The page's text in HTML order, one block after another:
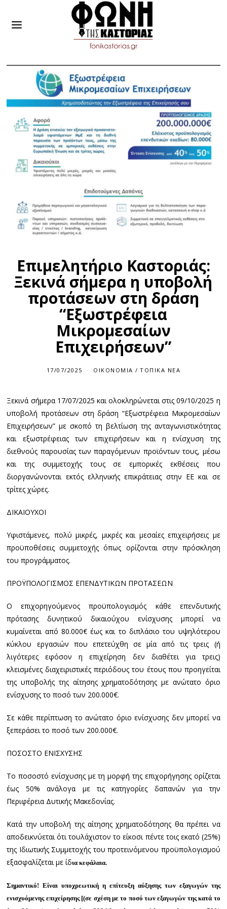
Επιμελητήριο Καστοριάς:
Ξεκινά σήμερα η υποβολή
προτάσεων στη δράση
“Εξωστρέφεια
Μικρομεσαίων
Επιχειρήσεων”
17/07/2025 ΟΙΚΟΝΟΜΊΑ / ΤΟΠΙΚΆ ΝΈΑ
Ξεκινά σήμερα 17/07/2025 και ολοκληρώνεται στις 09/10/2025 η
υποβολή προτάσεων στη δράση “Εξωστρέφεια Μικρομεσαίων
Επιχειρήσεων” με σκοπό τη βελτίωση της ανταγωνιστικότητας
και εξωστρέφειας των επιχειρήσεων και η ενίσχυση της
διεθνούς παρουσίας των παραγόμενων προϊόντων τους, μέσω
και της συμμετοχής τους σε εμπορικές εκθέσεις που
διοργανώνονται εκτός ελληνικής επικράτειας στην ΕΕ και σε
τρίτες χώρες.
ΔΙΚΑΙΟΥΧΟΙ
Υφιστάμενες, πολύ μικρές, μικρές και μεσαίες επιχειρήσεις με
προϋποθέσεις συμμετοχής όπως ορίζονται στην πρόσκληση
του προγράμματος.
ΠΡΟΫΠΟΛΟΓΙΣΜΟΣ ΕΠΕΝΔΥΤΙΚΩΝ ΠΡΟΤΑΣΕΩΝ
Ο επιχορηγούμενος προϋπολογισμός κάθε επενδυτικής
πρότασης δυνητικού δικαιούχου ενίσχυσης μπορεί να
κυμαίνεται από 80.000€ έως και το διπλάσιο του υψηλότερου
κύκλου εργασιών που επετεύχθη σε μία από τις τρεις (ή
λιγότερες εφόσον η επιχείρηση δεν διαθέτει για τρεις)
κλεισμένες διαχειριστικές περιόδους του έτους που προηγείται
της υποβολής της αίτησης χρηματοδότησης με ανώτατο όριο
ενίσχυσης το ποσό των 200.000€.
Σε κάθε περίπτωση το ανώτατο όριο ενίσχυσης δεν μπορεί να
ξεπεράσει το ποσό των 200.000€.
ΠΟΣΟΣΤO ΕΝΙΣΧΥΣΗΣ
Το ποσοστό ενίσχυσης με τη μορφή της επιχορήγησης ορίζεται
έως 50% ανάλογα με τις κατηγορίες δαπανών για την
Περιφέρεια Δυτικής Μακεδονίας.
Κατά την υποβολή της αίτησης χρηματοδότησης θα πρέπει να
αποδεικνύεται ότι τουλάχιστον το είκοσι πέντε τοις εκατό (25%)
της Ιδιωτικής Συμμετοχής του προτεινόμενου προϋπολογισμού
εξασφαλίζεται με ίδια κεφάλαια.
Σημαντικό! Είναι υποχρεωτική η επίτευξη αύξησης των εξαγωγών της
ενισχυόμενης επιχείρησης [(σε σχέση με το ποσό τωνεξαγωγών της κατά το